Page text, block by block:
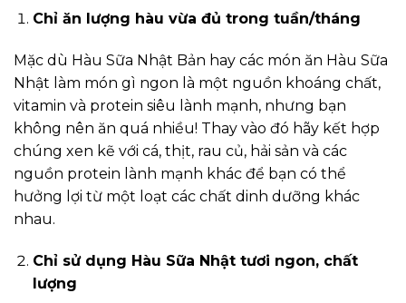
Chỉ ăn lượng hàu vừa đủ trong tuần/tháng
Mặc dù Hàu Sữa Nhật Bản hay các món ăn Hàu Sữa
Nhật làm món gì ngon là một nguồn khoáng chất,
vitamin và protein siêu lành mạnh, nhưng bạn
không nên ăn quá nhiều! Thay vào đó hãy kết hợp
chúng xen kẽ với cá, thịt, rau củ, hải sản và các
nguồn protein lành mạnh khác để bạn có thể
hưởng lợi từ một loạt các chất dinh dưỡng khác
nhau.
Chỉ sử dụng Hàu Sữa Nhật tươi ngon, chất
lượng